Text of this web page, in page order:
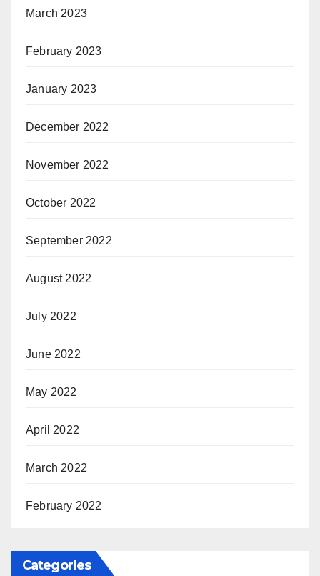
March 2023
February 2023
January 2023
December 2022
November 2022
October 2022
September 2022
August 2022
July 2022
June 2022
May 2022
April 2022
March 2022
February 2022
Categories